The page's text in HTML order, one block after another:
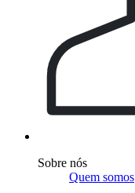
Sobre nós
Quem somos